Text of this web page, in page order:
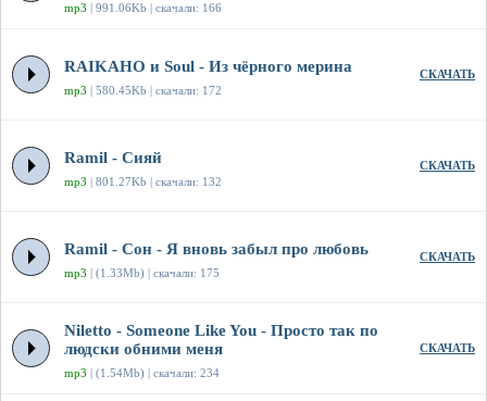
mp3 | 991.06Kb | скачали: 166
RAIKAHO и Soul - Из чёрного мерина
mp3 | 580.45Kb | скачали: 172
СКАЧАТЬ
Ramil - Сияй
mp3 | 801.27Kb | скачали: 132
СКАЧАТЬ
Ramil - Сон - Я вновь забыл про любовь
mp3 | (1.33Mb) | скачали: 175
СКАЧАТЬ
Niletto - Someone Like You - Просто так по
людски обними меня
mp3 | (1.54Mb) | скачали: 234
СКАЧАТЬ